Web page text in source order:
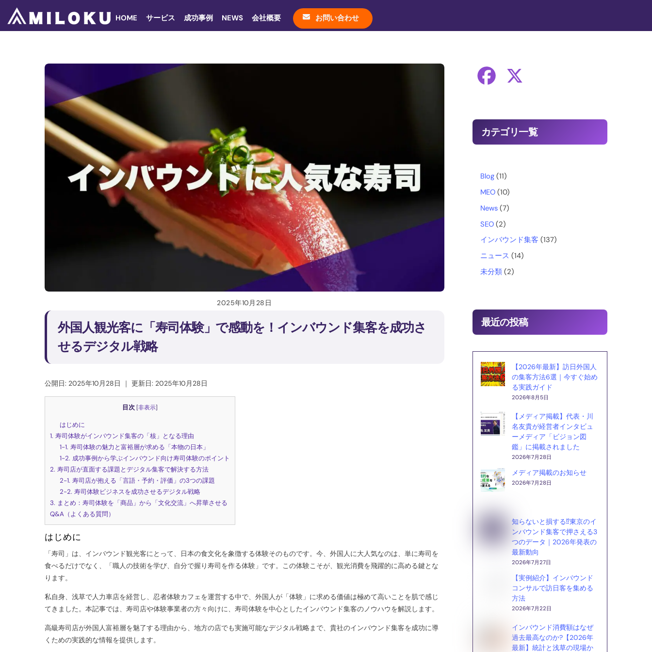
content
HOME サービス 成功事例 NEWS 会社概要 お問い合わせ
2025年10月28日
外国人観光客に「寿司体験」で感動を！インバウンド集客を成功さ
せるデジタル戦略
公開日: 2025年10月28日 ｜ 更新日: 2025年10月28日
目次 [非表示]
はじめに
1. 寿司体験がインバウンド集客の「核」となる理由
1-1. 寿司体験の魅力と富裕層が求める「本物の日本」
1-2. 成功事例から学ぶインバウンド向け寿司体験のポイント
2. 寿司店が直面する課題とデジタル集客で解決する方法
2-1. 寿司店が抱える「言語・予約・評価」の3つの課題
2-2. 寿司体験ビジネスを成功させるデジタル戦略
3. まとめ：寿司体験を「商品」から「文化交流」へ昇華させる
Q&A（よくある質問）
はじめに
「寿司」は、インバウンド観光客にとって、日本の食文化を象徴する体験そのものです。今、外国人に大人気なのは、単に寿司を
食べるだけでなく、「職人の技術を学び、自分で握り寿司を作る体験」です。この体験こそが、観光消費を飛躍的に高める鍵とな
ります。
私自身、浅草で人力車店を経営し、忍者体験カフェを運営する中で、外国人が「体験」に求める価値は極めて高いことを肌で感じ
てきました。本記事では、寿司店や体験事業者の方々向けに、寿司体験を中心としたインバウンド集客のノウハウを解説します。
高級寿司店が外国人富裕層を魅了する理由から、地方の店でも実施可能なデジタル戦略まで、貴社のインバウンド集客を成功に導
くための実践的な情報を提供します。
e
b
o
o
k
カテゴリ一覧
Blog(11)
MEO(10)
News(7)
SEO(2)
インバウンド集客 (137)
ニュース (14)
未分類(2)
最近の投稿
【2026年最新】訪日外国人
の集客方法6選｜今すぐ始め
る実践ガイド
2026年8月5日
【メディア掲載】代表・川
名友貴が経営者インタビュ
ーメディア「ビジョン図
鑑」に掲載されました
2026年7月28日
メディア掲載のお知らせ
2026年7月28日
知らないと損する⁉東京のイ
ンバウンド集客で押さえる3
つのデータ｜2026年発表の
最新動向
2026年7月27日
【実例紹介】インバウンド
コンサルで訪日客を集める
方法
2026年7月22日
インバウンド消費額はなぜ
過去最高なのか?【2026年
最新】統計と浅草の現場か